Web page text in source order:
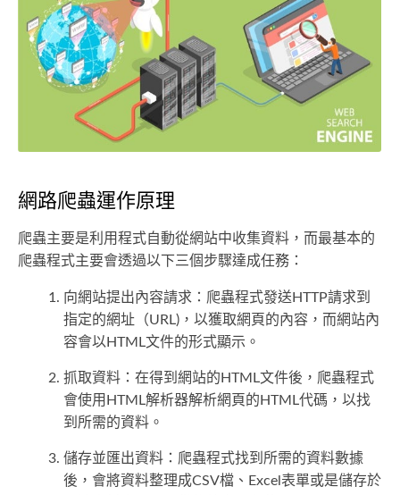
網路爬蟲運作原理
爬蟲主要是利用程式自動從網站中收集資料，而最基本的
爬蟲程式主要會透過以下三個步驟達成任務：
向網站提出內容請求：爬蟲程式發送HTTP請求到
指定的網址（URL)，以獲取網頁的內容，而網站內
容會以HTML文件的形式顯示。
抓取資料：在得到網站的HTML文件後，爬蟲程式
會使用HTML解析器解析網頁的HTML代碼，以找
到所需的資料。
儲存並匯出資料：爬蟲程式找到所需的資料數據
後，會將資料整理成CSV檔、Excel表單或是儲存於